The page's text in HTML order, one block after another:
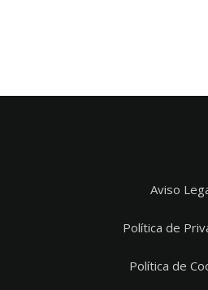
Aviso
Política de
Política de